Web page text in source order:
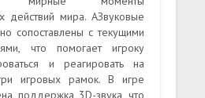
действий мира. АЗвуковые
сопоставлены с текущими
что помогает игроку
и реагировать на
игровых рамок. В игре
поддержка 3D-звука, что